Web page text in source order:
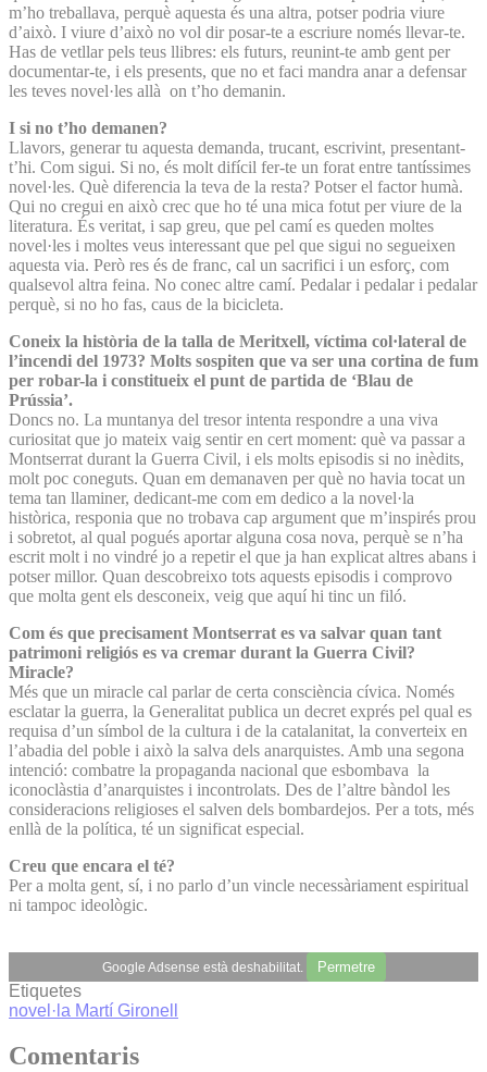
m’ho treballava, perquè aquesta és una altra, potser podria viure
d’això. I viure d’això no vol dir posar-te a escriure només llevar-te.
Has de vetllar pels teus llibres: els futurs, reunint-te amb gent per
documentar-te, i els presents, que no et faci mandra anar a defensar
les teves novel·les allà on t’ho demanin.
I si no t’ho demanen?
Llavors, generar tu aquesta demanda, trucant, escrivint, presentant-
t’hi. Com sigui. Si no, és molt difícil fer-te un forat entre tantíssimes
novel·les. Què diferencia la teva de la resta? Potser el factor humà.
Qui no cregui en això crec que ho té una mica fotut per viure de la
literatura. És veritat, i sap greu, que pel camí es queden moltes
novel·les i moltes veus interessant que pel que sigui no segueixen
aquesta via. Però res és de franc, cal un sacrifici i un esforç, com
qualsevol altra feina. No conec altre camí. Pedalar i pedalar i pedalar
perquè, si no ho fas, caus de la bicicleta.
Coneix la història de la talla de Meritxell, víctima col·lateral de
l’incendi del 1973? Molts sospiten que va ser una cortina de fum
per robar-la i constitueix el punt de partida de ‘Blau de
Prússia’.
Doncs no. La muntanya del tresor intenta respondre a una viva
curiositat que jo mateix vaig sentir en cert moment: què va passar a
Montserrat durant la Guerra Civil, i els molts episodis si no inèdits,
molt poc coneguts. Quan em demanaven per què no havia tocat un
tema tan llaminer, dedicant-me com em dedico a la novel·la
històrica, responia que no trobava cap argument que m’inspirés prou
i sobretot, al qual pogués aportar alguna cosa nova, perquè se n’ha
escrit molt i no vindré jo a repetir el que ja han explicat altres abans i
potser millor. Quan descobreixo tots aquests episodis i comprovo
que molta gent els desconeix, veig que aquí hi tinc un filó.
Com és que precisament Montserrat es va salvar quan tant
patrimoni religiós es va cremar durant la Guerra Civil?
Miracle?
Més que un miracle cal parlar de certa consciència cívica. Només
esclatar la guerra, la Generalitat publica un decret exprés pel qual es
requisa d’un símbol de la cultura i de la catalanitat, la converteix en
l’abadia del poble i això la salva dels anarquistes. Amb una segona
intenció: combatre la propaganda nacional que esbombava la
iconoclàstia d’anarquistes i incontrolats. Des de l’altre bàndol les
consideracions religioses el salven dels bombardejos. Per a tots, més
enllà de la política, té un significat especial.
Creu que encara el té?
Per a molta gent, sí, i no parlo d’un vincle necessàriament espiritual
ni tampoc ideològic.
Google Adsense està deshabilitat. Permetre
Etiquetes
novel·la Martí Gironell
Comentaris